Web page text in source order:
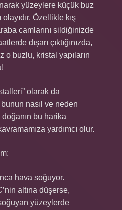
yüzeylere küçük buz
Özellikle kış
camlarını sildiğinizde
dışarı çıktığınızda,
o buzlu, kristal yapıların
olarak da
nasıl ve neden
bu harika
yardımcı olur.
hava soğuyor.
altına düşerse,
yüzeylerde